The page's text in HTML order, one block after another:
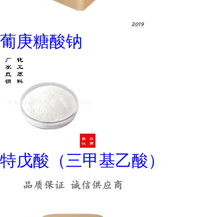
葡庚糖酸钠
特戊酸（三甲基乙酸）